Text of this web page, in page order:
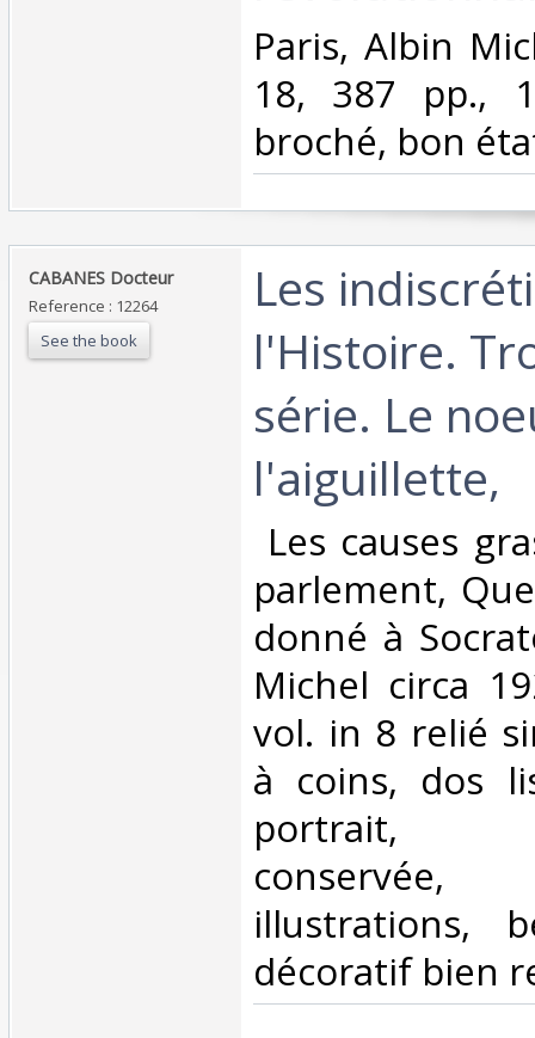
‎Paris, Albin
18, 387 pp.,
broché, bon
‎CABANES Docteur‎
Reference : 12264
See the book
‎Les
l'Histoire.
série. Le
l'aiguillette,‎
Les causes
parlement,
donné à
Michel circa
vol. in 8 relié
à coins, dos
portrait,
illustrations,
décoratif bien